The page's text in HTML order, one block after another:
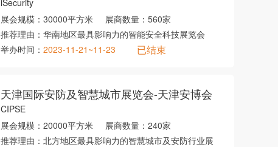
iSecurity
展会规模： 30000平方米 展商数量： 560家
推荐理由： 华南地区最具影响力的智能安全科技展览会
举办时间： 2023-11-21~11-23 已结束
天津国际安防及智慧城市展览会-天津安博会
CIPSE
展会规模： 20000平方米 展商数量： 240家
推荐理由： 北方地区最具影响力的智慧城市及安防行业展